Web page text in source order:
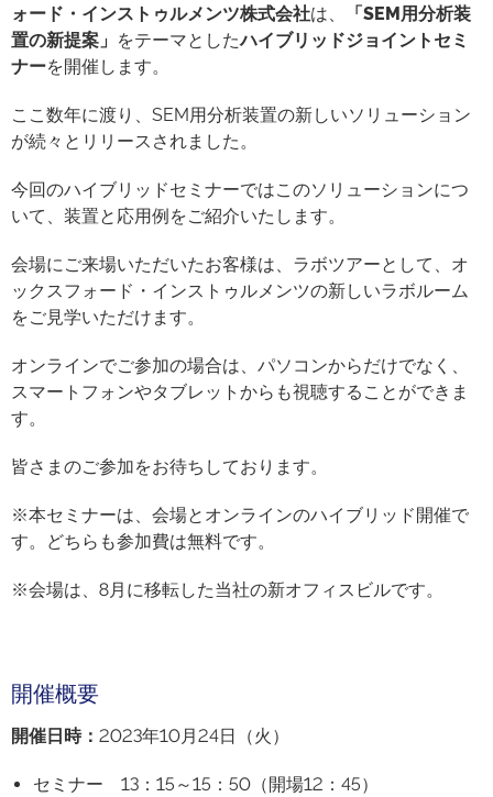
ォード・インストゥルメンツ株式会社は、
「SEM用分析装
置の新提案」 をテーマとしたハイブリッドジョイントセミ
ナーを開催します。
ここ数年に渡り、SEM用分析装置の新しいソリューション
が続々とリリースされました。
今回のハイブリッドセミナーではこのソリューションにつ
いて、装置と応用例をご紹介いたします。
会場にご来場いただいたお客様は、ラボツアーとして、オ
ックスフォード・インストゥルメンツの新しいラボルーム
をご見学いただけます。
オンラインでご参加の場合は、パソコンからだけでなく、
スマートフォンやタブレットからも視聴することができま
す。
皆さまのご参加をお待ちしております。
※本セミナーは、会場とオンラインのハイブリッド開催で
す。どちらも参加費は無料です。
※会場は、8月に移転した当社の新オフィスビルです。
開催概要
開催日時： 2023年10月24日（火）
セミナー 13：15～15：50（開場12：45）